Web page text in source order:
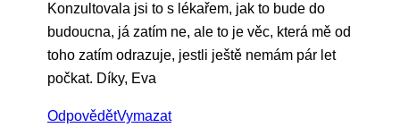
Konzultovala jsi to s lékařem, jak to bude do
budoucna, já zatím ne, ale to je věc, která mě od
toho zatím odrazuje, jestli ještě nemám pár let
počkat. Díky, Eva
OdpovědětVymazat